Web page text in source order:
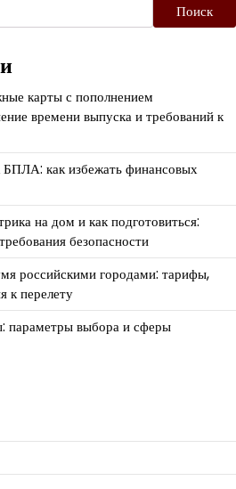
Поиск
карты с пополнением
времени выпуска и требований к
БПЛА: как избежать финансовых
на дом и как подготовиться:
безопасности
российскими городами: тарифы,
к перелету
параметры выбора и сферы